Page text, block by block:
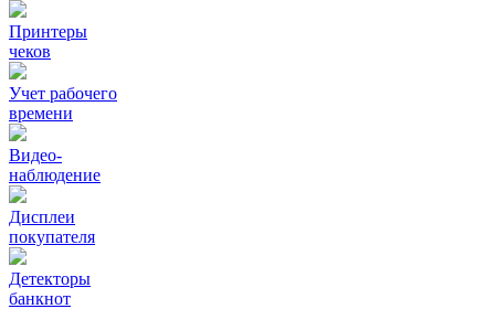
Принтеры
чеков
Учет рабочего
времени
Видео‑
наблюдение
Дисплеи
покупателя
Детекторы
банкнот